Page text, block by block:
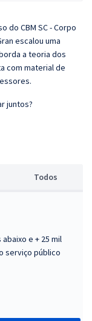
do CBM SC - Corpo
escalou uma
a teoria dos
com material de
juntos?
Todos
e + 25 mil
serviço público